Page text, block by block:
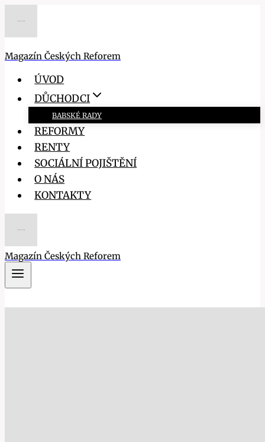
Magazín Českých Reforem
ÚVOD
DŮCHODCI
BABSKÉ RADY
REFORMY
RENTY
SOCIÁLNÍ POJIŠTĚNÍ
O NÁS
KONTAKTY
Magazín Českých Reforem